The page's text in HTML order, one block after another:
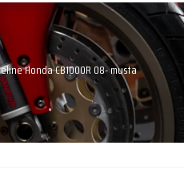
Honda CB1000R 08- musta